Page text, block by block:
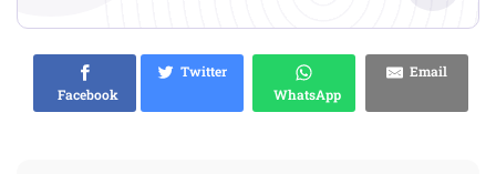
Facebook
Twitter
WhatsApp
Email